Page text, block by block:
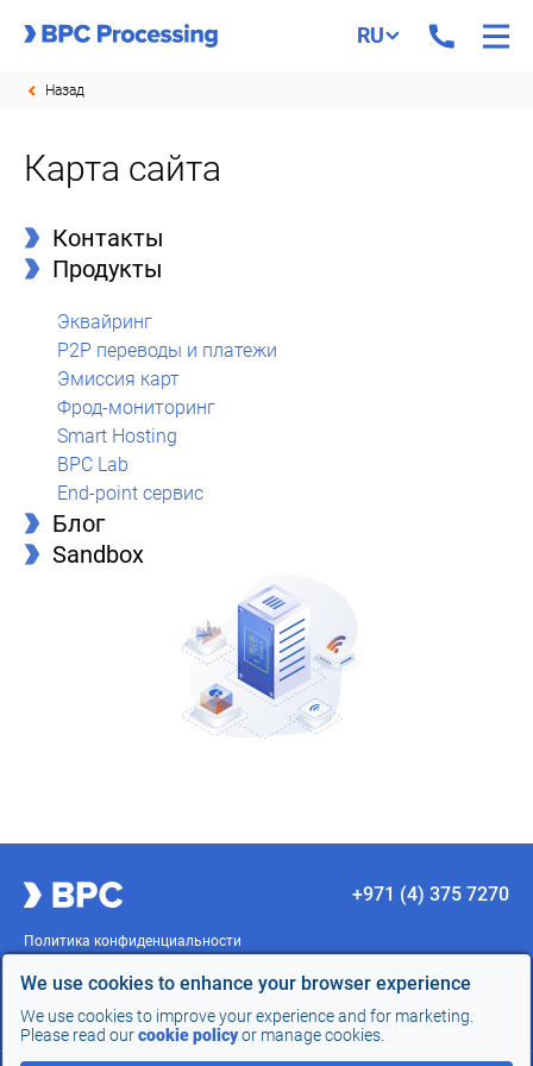
We use cookies to enhance your browser experience
We use cookies to improve your experience and for marketing.
Please read ourcookie policyor manage cookies.
RU
Назад
Карта сайта
Контакты
Продукты
Эквайринг
P2P переводы и платежи
Эмиссия карт
Фрод-мониторинг
Smart Hosting
BPC Lab
End-point сервис
Блог
Sandbox
+971 (4) 375 7270
Политика конфиденциальности
Условия использования
Согласие
Разработка сайта -InterLabs